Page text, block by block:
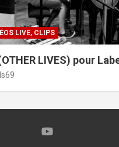
LIVE, CLIPS
LIVES) pour